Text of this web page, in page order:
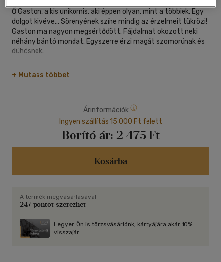
Ő Gaston, a kis unikornis, aki éppen olyan, mint a többiek. Egy
dolgot kivéve... Sörényének színe mindig az érzelmeit tükrözi!
Gaston ma nagyon megsértődött. Fájdalmat okozott neki
néhány bántó mondat. Egyszerre érzi magát szomorúnak és
dühösnek.
Fedezd fel, hogyan tér vissza a jókedve! 1 kaland Gastonnal +
1 légzőgyakorlat = 1 rendíthetetlen belső nyugalom!
szofrológiai gyakorlattal
A szerző, Aurélie Chien Chow Chine grafikus és óvodai
relaxációs terapeuta - tapasztalata révén megfontolandó
tanácsokat ad az érzelmek feltárásában és jó irányba
terelésükben. 3-7 éves korig ajánljuk. Fedezd fel Gaston
+ Mutass többet
Árinformációk
Ingyen szállítás 15 000 Ft felett
Borító ár: 2 475 Ft
Kosárba
A termék megvásárlásával
247 pontot szerezhet
Legyen Ön is törzsvásárlónk, kártyájára akár 10%
visszajár.